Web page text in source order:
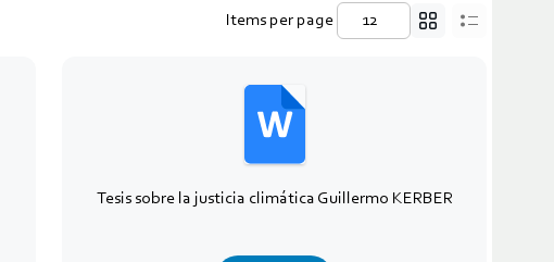
Items per page
Tesis sobre la justicia climática Guillermo KERBER